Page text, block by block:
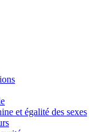
et égalité des sexes